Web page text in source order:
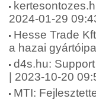
2024-01-29
Hesse Trade
a hazai
d4s.hu:
| 2023-10-20
MTI: